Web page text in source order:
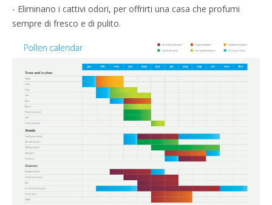
- Eliminano i cattivi odori, per offrirti una casa che profumi
sempre di fresco e di pulito.